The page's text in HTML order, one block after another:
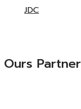
JDC
Ours Partner